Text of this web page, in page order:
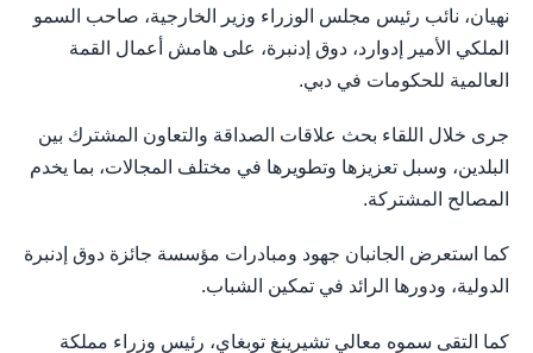
نهيان، نائب رئيس مجلس الوزراء وزير الخارجية، صاحب السمو
الملكي الأمير إدوارد، دوق إدنبرة، على هامش أعمال القمة
العالمية للحكومات في دبي.
جرى خلال اللقاء بحث علاقات الصداقة والتعاون المشترك بين
البلدين، وسبل تعزيزها وتطويرها في مختلف المجالات، بما يخدم
المصالح المشتركة.
كما استعرض الجانبان جهود ومبادرات مؤسسة جائزة دوق إدنبرة
الدولية، ودورها الرائد في تمكين الشباب.
كما التقى سموه معالي تشيرينغ توبغاي، رئيس وزراء مملكة